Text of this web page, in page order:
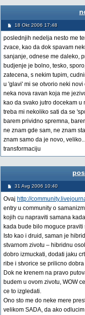
18 Okt 2006 17:48
poslednjih nedelja nesto me
zvace, kao da dok spavam
sanjanje, odnese me daleko,
budjenje je bolno, tesko,
zatecena, s nekim tupim,
u 'glavi' mi se otvorio neki
neka nova ravan koja me
kao da svako jutro docekam
treba mi nekoliko sati da se
barem prividno spremna,
ne znam gde sam, ne znam
znam samo da je novo,
transformaciju
31 Avg 2006 10:40
Ovaj http://
entry u community o
kojih cu napraviti samana
kada bude bilo moguce
Isto kao i druid, saman je
stvarnom zivotu – hibridnu
dobro izmuckati, dodati jaku
ribe i stvorice se prilicno
Dok ne krenem na pravo
budem u ovom zivotu, WOW
ce to izgledati.
Ono sto me do neke mere
velikom SADA, da ako